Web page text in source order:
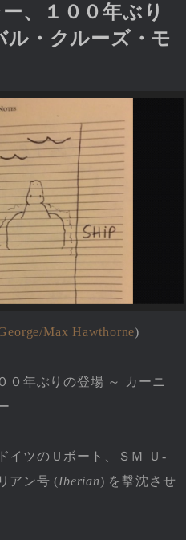
、１００年ぶり
ル・クルーズ・モ
Max Hawthorne)
０年ぶりの登場 ～ カーニ
イツのＵボート、ＳＭ Ｕ-
アン号 (Iberian) を撃沈させ